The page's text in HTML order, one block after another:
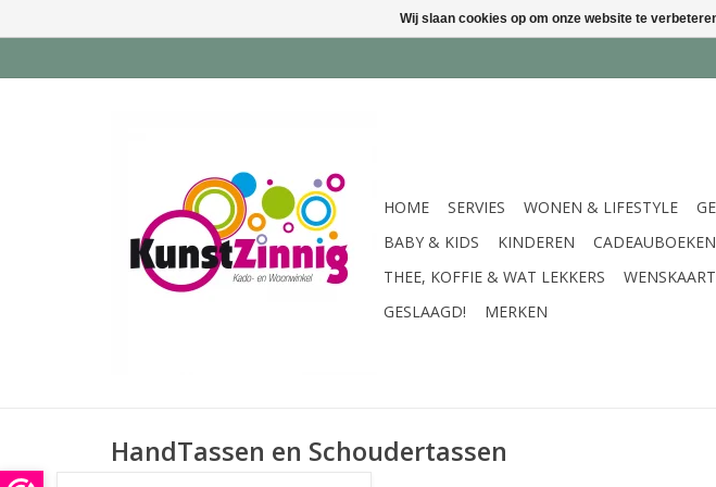
HOME SERVIES WONEN & LIFESTYLE
BABY & KIDS
KINDEREN CADEAUBOEKEN
THEE, KOFFIE & WAT LEKKERS
GESLAAGD!
MERKEN
HandTassen en Schoudertassen
Wij slaan cookies op om onze website te